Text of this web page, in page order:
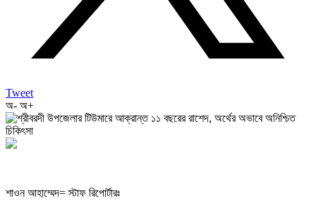
Tweet
অ- অ+
শাওন আহাম্মেদ= স্টাফ রিপোর্টারঃ